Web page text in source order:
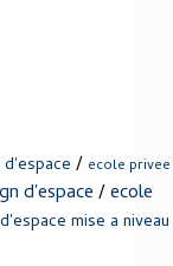
/ ecole privee
d'espace/ecole
mise a niveau